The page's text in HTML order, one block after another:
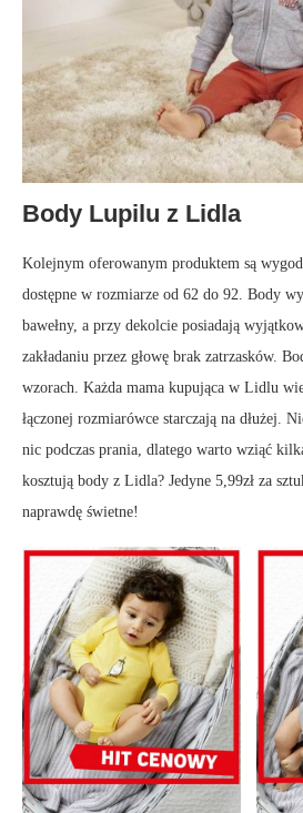
Body Lupilu z Lidla
Kolejnym oferowanym produktem są
dostępne w rozmiarze od 62 do 92. Body
bawełny, a przy dekolcie posiadają
zakładaniu przez głowę brak zatrzasków.
wzorach. Każda mama kupująca w Lidlu
łączonej rozmiarówce starczają na dłużej.
nic podczas prania, dlatego warto wziąć
kosztują body z Lidla? Jedyne 5,99zł za
naprawdę świetne!